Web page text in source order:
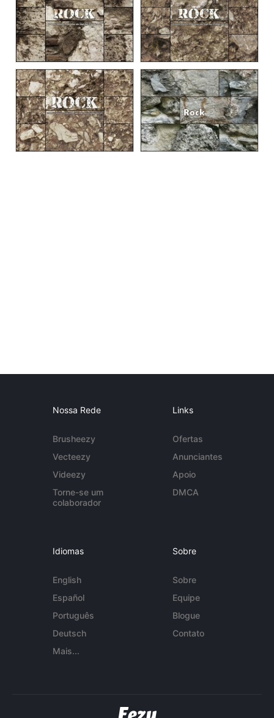
Nossa Rede
Brusheezy
Vecteezy
Videezy
Torne-se um
colaborador
Links
Ofertas
Anunciantes
Apoio
DMCA
Idiomas
English
Español
Português
Deutsch
Mais...
Sobre
Sobre
Equipe
Blogue
Contato